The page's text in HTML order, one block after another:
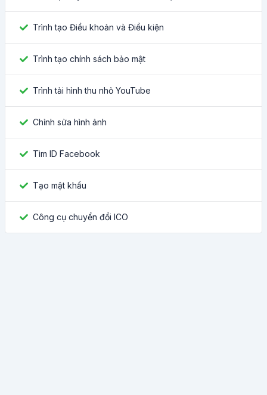
Trình tạo Điều khoản và Điều kiện
Trình tạo chính sách bảo mật
Trình tải hình thu nhỏ YouTube
Chỉnh sửa hình ảnh
Tìm ID Facebook
Tạo mật khẩu
Công cụ chuyển đổi ICO